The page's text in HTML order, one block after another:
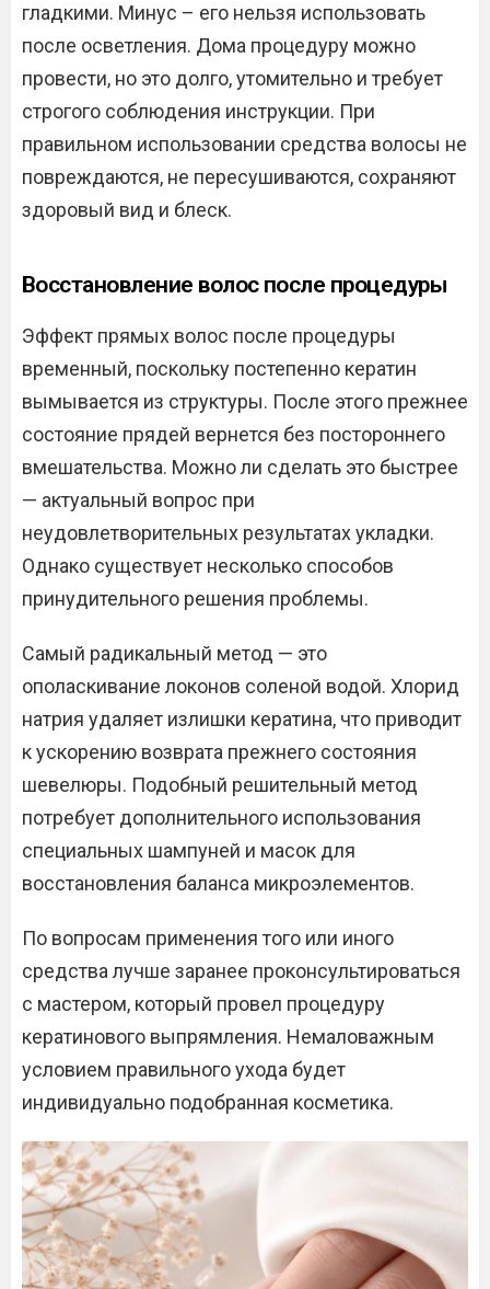
гладкими. Минус – его нельзя использовать
после осветления. Дома процедуру можно
провести, но это долго, утомительно и требует
строгого соблюдения инструкции. При
правильном использовании средства волосы не
повреждаются, не пересушиваются, сохраняют
здоровый вид и блеск.
Восстановление волос после процедуры
Эффект прямых волос после процедуры
временный, поскольку постепенно кератин
вымывается из структуры. После этого прежнее
состояние прядей вернется без постороннего
вмешательства. Можно ли сделать это быстрее
— актуальный вопрос при
неудовлетворительных результатах укладки.
Однако существует несколько способов
принудительного решения проблемы.
Самый радикальный метод — это
ополаскивание локонов соленой водой. Хлорид
натрия удаляет излишки кератина, что приводит
к ускорению возврата прежнего состояния
шевелюры. Подобный решительный метод
потребует дополнительного использования
специальных шампуней и масок для
восстановления баланса микроэлементов.
По вопросам применения того или иного
средства лучше заранее проконсультироваться
с мастером, который провел процедуру
кератинового выпрямления. Немаловажным
условием правильного ухода будет
индивидуально подобранная косметика.